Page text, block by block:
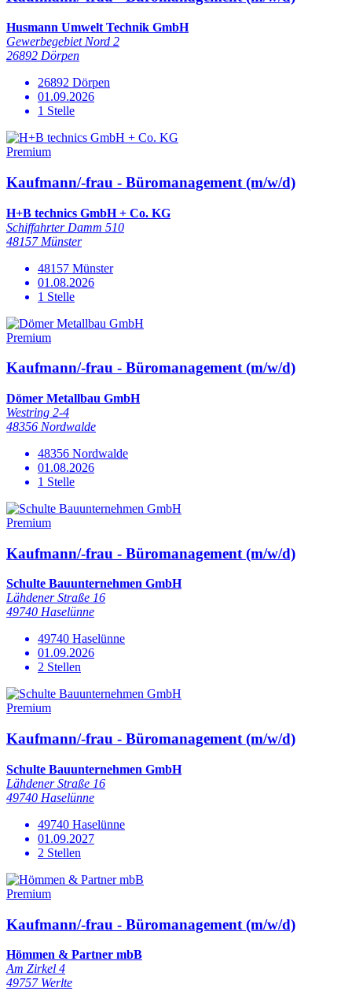
Husmann Umwelt Technik GmbH
Gewerbegebiet Nord 2
26892 Dörpen
26892 Dörpen
01.09.2026
1 Stelle
Premium
Kaufmann/-frau - Büromanagement (m/w/d)
H+B technics GmbH + Co. KG
Schiffahrter Damm 510
48157 Münster
48157 Münster
01.08.2026
1 Stelle
Premium
Kaufmann/-frau - Büromanagement (m/w/d)
Dömer Metallbau GmbH
Westring 2-4
48356 Nordwalde
48356 Nordwalde
01.08.2026
1 Stelle
Premium
Kaufmann/-frau - Büromanagement (m/w/d)
Schulte Bauunternehmen GmbH
Lähdener Straße 16
49740 Haselünne
49740 Haselünne
01.09.2026
2 Stellen
Premium
Kaufmann/-frau - Büromanagement (m/w/d)
Schulte Bauunternehmen GmbH
Lähdener Straße 16
49740 Haselünne
49740 Haselünne
01.09.2027
2 Stellen
Premium
Kaufmann/-frau - Büromanagement (m/w/d)
Hömmen & Partner mbB
Am Zirkel 4
49757 Werlte